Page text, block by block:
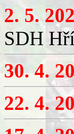
2. 5.
SDH
30. 4.
22. 4.